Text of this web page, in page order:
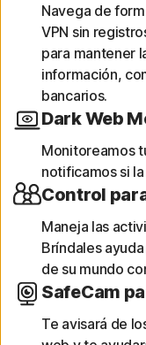
Navega de
VPN sin
para mantener
información,
bancarios.
Dark Web
Monitoreamos
notificamos si
Control
Maneja las
Bríndales
de su mundo
SafeCam
Te avisará de